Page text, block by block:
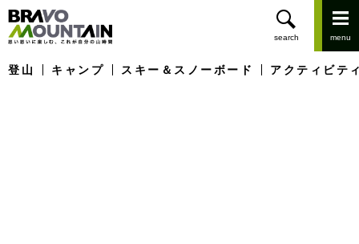
登山 キャンプ スキー＆スノーボード アクティビテ